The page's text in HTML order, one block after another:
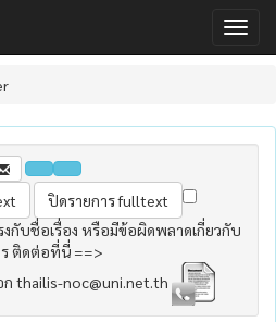
งกับชื่อเรื่อง หรือมีข้อผิดพลาดเกี่ยวกับ
ร ติดต่อที่นี่ ==>
thailis-noc@uni.net.th